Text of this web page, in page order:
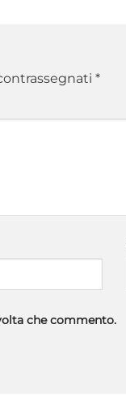
*
che commento.